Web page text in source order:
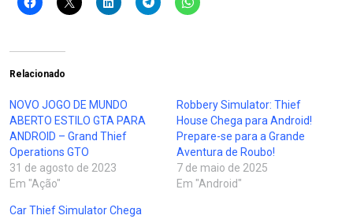
Relacionado
NOVO JOGO DE MUNDO
ABERTO ESTILO GTA PARA
ANDROID – Grand Thief
Operations GTO
31 de agosto de 2023
Em "Ação"
Robbery Simulator: Thief
House Chega para Android!
Prepare-se para a Grande
Aventura de Roubo!
7 de maio de 2025
Em "Android"
Car Thief Simulator Chega